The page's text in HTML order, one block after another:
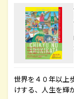
世界を４０年以上
けする、人生を輝